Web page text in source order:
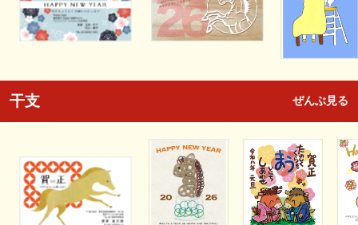
干支 ぜんぶ見る